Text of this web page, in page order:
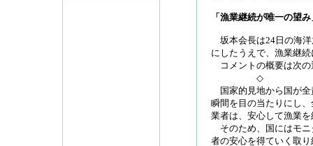
「漁業継続が唯一の望
坂本会長は24日の海洋
にしたうえで、漁業継
コメントの概要は次の
◇
国家的見地から国が全
瞬間を目の当たりにし
業者は、安心して漁業
そのため、国にはモニ
者の安心を得ていく取